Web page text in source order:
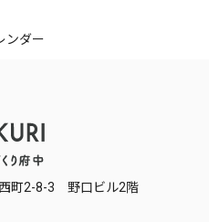
ンダー
町2-8-3 野口ビル2階